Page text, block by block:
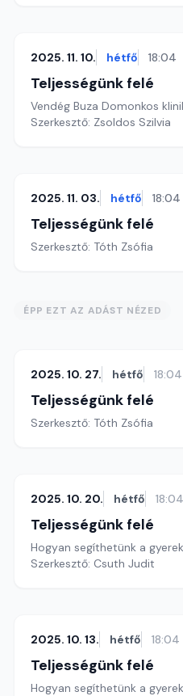
2025. 11. 10. hétfő 18:04
Teljességünk felé
Vendég Buza Domonkos
Szerkesztő: Zsoldos Szilvia
2025. 11. 03. hétfő 18:04
Teljességünk felé
Szerkesztő: Tóth Zsófia
ÉPP EZT AZ ADÁST NÉZED
2025. 10. 27. hétfő 18:04
Teljességünk felé
Szerkesztő: Tóth Zsófia
2025. 10. 20. hétfő 18:04
Teljességünk felé
Hogyan segíthetünk a
Szerkesztő: Csuth Judit
2025. 10. 13. hétfő 18:04
Teljességünk felé
Hogyan segíthetünk a